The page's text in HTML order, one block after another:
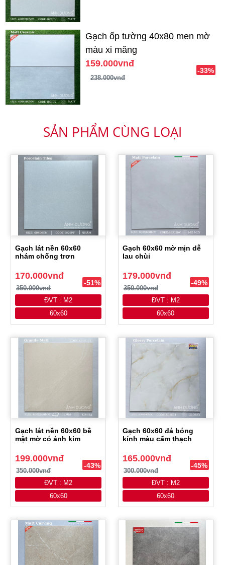
Gạch ốp tường 40x80 men mờ
màu xi măng
159.000vnđ
238.000vnđ
-33%
SẢN PHẨM CÙNG LOẠI
Gạch lát nền 60x60
nhám chống trơn
170.000vnđ
350.000vnđ
-51%
ĐVT : M2
60x60
Gạch 60x60 mờ mịn dễ
lau chùi
179.000vnđ
350.000vnđ
-49%
ĐVT : M2
60x60
Gạch lát nền 60x60 bề
mặt mờ có ánh kim
199.000vnđ
350.000vnđ
-43%
ĐVT : M2
60x60
Gạch 60x60 đá bóng
kính màu cẩm thạch
165.000vnđ
300.000vnđ
-45%
ĐVT : M2
60x60